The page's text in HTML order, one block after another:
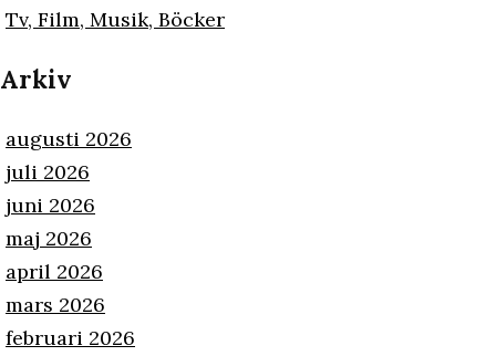
Tv, Film, Musik, Böcker
Arkiv
augusti 2026
juli 2026
juni 2026
maj 2026
april 2026
mars 2026
februari 2026